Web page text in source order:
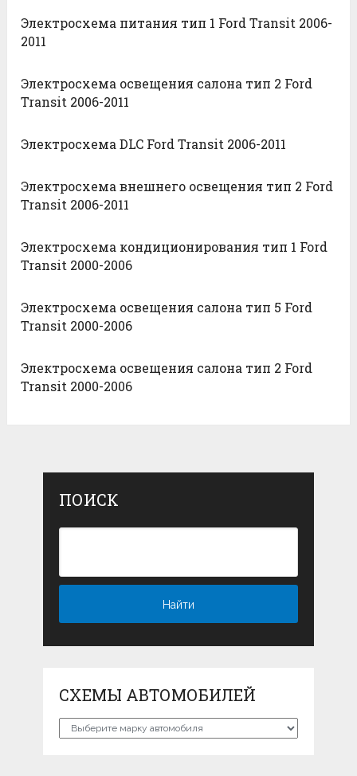
Электросхема питания тип 1 Ford Transit 2006-
2011
Электросхема освещения салона тип 2 Ford
Transit 2006-2011
Электросхема DLC Ford Transit 2006-2011
Электросхема внешнего освещения тип 2 Ford
Transit 2006-2011
Электросхема кондиционирования тип 1 Ford
Transit 2000-2006
Электросхема освещения салона тип 5 Ford
Transit 2000-2006
Электросхема освещения салона тип 2 Ford
Transit 2000-2006
ПОИСК
СХЕМЫ АВТОМОБИЛЕЙ
Схемы